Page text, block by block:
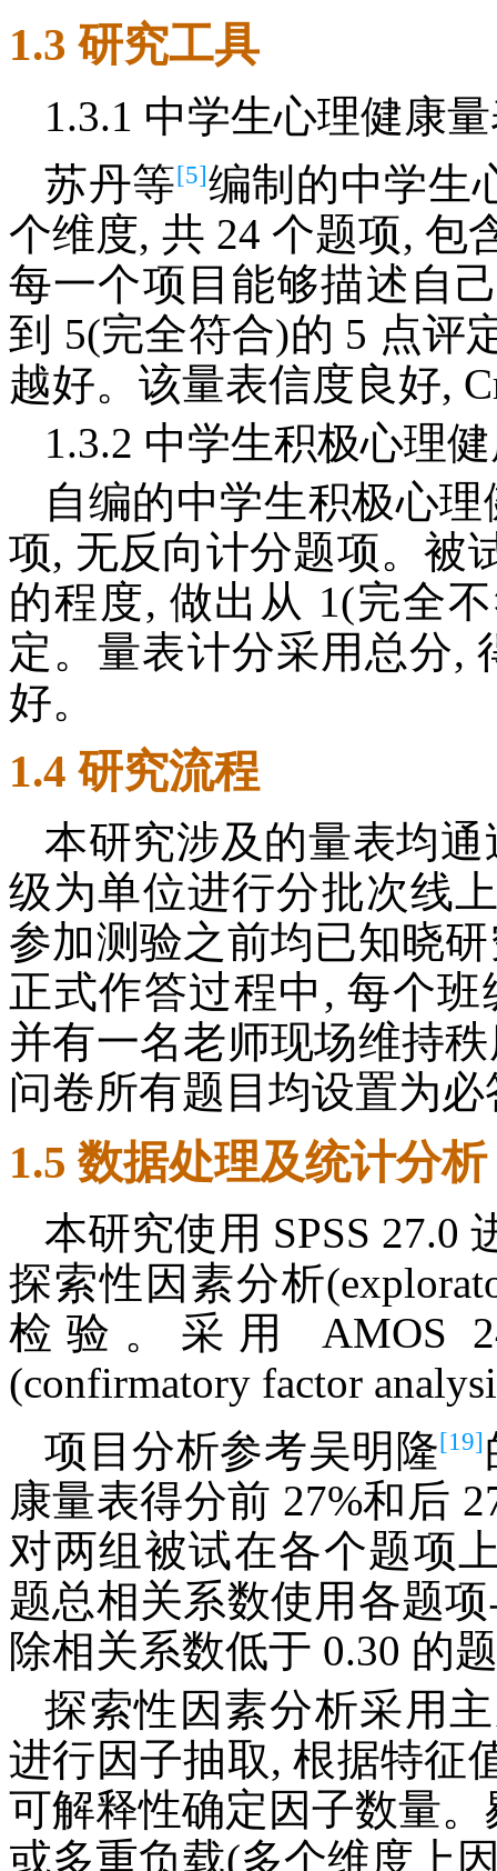
1.3 研究工具
1.3.1 中学生心理健康
苏丹等[5]编制的中学生
个维度, 共 24 个题项, 包
每一个项目能够描述自
到 5(完全符合)的 5 点评
越好。该量表信度良好,
1.3.2 中学生积极心理
自编的中学生积极心
项, 无反向计分题项。被
的程度, 做出从 1(完全
定。量表计分采用总分,
好。
1.4 研究流程
本研究涉及的量表均
级为单位进行分批次线
参加测验之前均已知晓
正式作答过程中, 每个
并有一名老师现场维持
问卷所有题目均设置为
1.5 数据处理及统计分析
本研究使用 SPSS 27.0
探索性因素分析
检验。采用 AMOS
(confirmatory factor
项目分析参考吴明隆[19]
康量表得分前 27%和后
对两组被试在各个题项
题总相关系数使用各题
除相关系数低于 0.30 的
探索性因素分析采用
进行因子抽取, 根据特征
可解释性确定因子数量
或多重负载(多个维度上